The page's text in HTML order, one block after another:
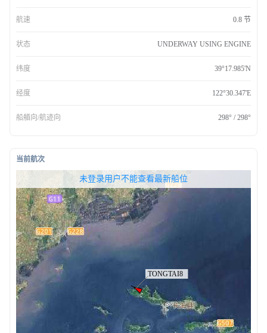
航速 0.8 节
状态 UNDERWAY USING ENGINE
纬度 39°17.985'N
经度 122°30.347'E
船艏向/航迹向 298° / 298°
当前航次
未登录用户不能查看最新船位
无权查看最新船位，请联系开通